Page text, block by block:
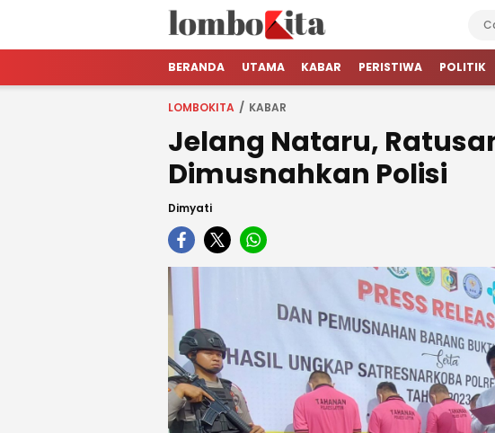
LOMBOKita
Media Berita Online dari Lombok
BERANDA UTAMA KABAR PERISTIWA POLITIK
LOMBOKITA KABAR
Jelang Nataru,
Dimusnahkan Polisi
Dimyati